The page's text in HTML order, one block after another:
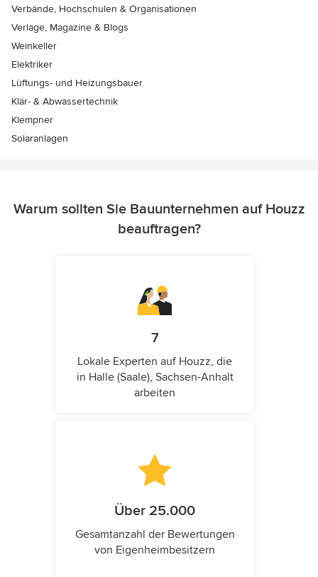
Verbände, Hochschulen & Organisationen
Verlage, Magazine & Blogs
Weinkeller
Elektriker
Lüftungs- und Heizungsbauer
Klär- & Abwassertechnik
Klempner
Solaranlagen
Warum sollten Sie Bauunternehmen auf Houzz
beauftragen?
7
Lokale Experten auf Houzz, die
in Halle (Saale), Sachsen-Anhalt
arbeiten
Über 25.000
Gesamtanzahl der Bewertungen
von Eigenheimbesitzern